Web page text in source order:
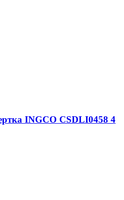
INGCO CSDLI0458 4